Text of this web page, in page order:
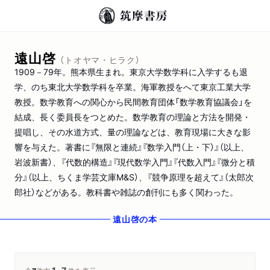
遠山啓 （トオヤマ・ヒラク）
1909－79年。熊本県生まれ。東京大学数学科に入学するも退
学、のち東北大学数学科を卒業。海軍教授をへて東京工業大学
教授。数学教育への関心から民間教育団体「数学教育協議会」を
結成、長く委員長をつとめた。数学教育の理論と方法を開発・
提唱し、その水道方式、量の理論などは、教育現場に大きな影
響を与えた。著書に『無限と連続』『数学入門（上・下）』（以上、
岩波新書）、『代数的構造』『現代数学入門』『代数入門』『微分と積
分』（以上、ちくま学芸文庫M&S）、『競争原理を超えて』（太郎次
郎社）などがある。教科書や雑誌の創刊にも多く関わった。
遠山啓の本